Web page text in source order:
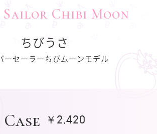
Sailor Chibi Moon
ちびうさ
ーセーラーちびムーンモデル
Case ￥2,420